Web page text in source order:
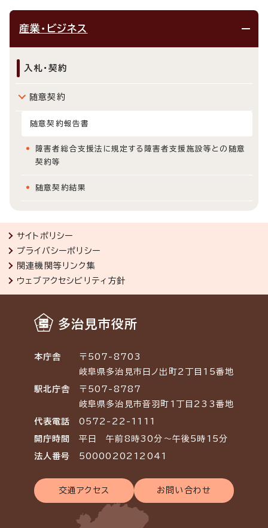
産業・ビジネス
入札・契約
随意契約
随意契約報告書
障害者総合支援法に規定する障害者支援施設等との随意
契約等
随意契約結果
サイトポリシー
プライバシーポリシー
関連機関等リンク集
ウェブアクセシビリティ方針
多治見市役所
本庁舎
〒507-8703
岐阜県多治見市日ノ出町2丁目15番地
駅北庁舎
〒507-8787
岐阜県多治見市音羽町1丁目233番地
代表電話 0572-22-1111
開庁時間 平日 午前8時30分～午後5時15分
法人番号 5000020212041
交通アクセス お問い合わせ